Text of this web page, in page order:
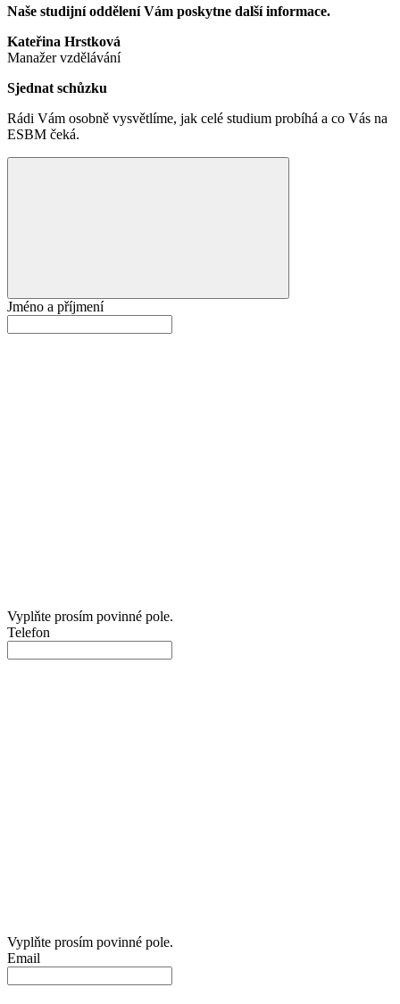
Naše studijní oddělení Vám poskytne další informace.
Kateřina Hrstková
Manažer vzdělávání
Sjednat schůzku
Rádi Vám osobně vysvětlíme, jak celé studium probíhá a co Vás na
ESBM čeká.
Jméno a příjmení
Vyplňte prosím povinné pole.
Telefon
Vyplňte prosím povinné pole.
Email